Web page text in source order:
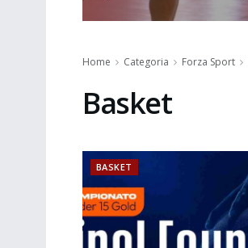
Home Categoria Forza Sport
Basket
BASKET